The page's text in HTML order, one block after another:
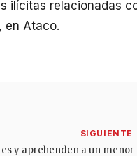
ilícitas relacionadas
en Ataco.